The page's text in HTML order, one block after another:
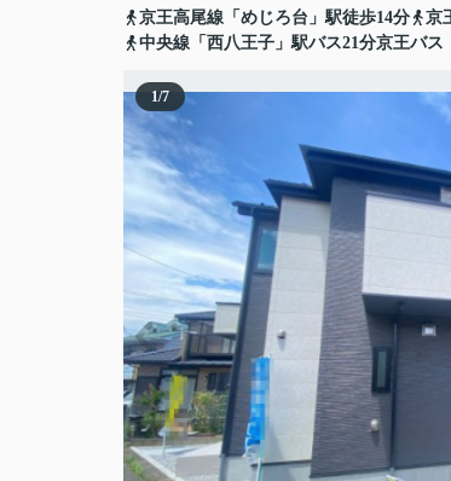
京王高尾線「めじろ台」駅徒歩14分
京
中央線「西八王子」駅バス21分京王バス
1/7